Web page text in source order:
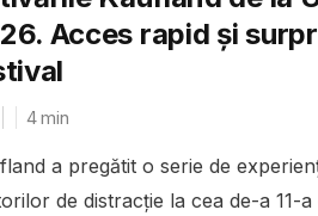
Acces rapid și
4min
a pregătit o serie de
de distracție la cea de-a 11-a